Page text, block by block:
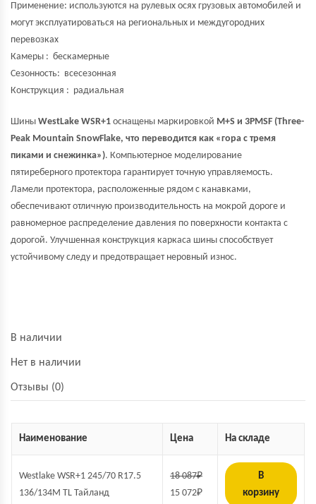
Применение: используются на рулевых осях грузовых автомобилей и
могут эксплуатироваться на региональных и междугородних
перевозках
Камеры : бескамерные
Сезонность: всесезонная
Конструкция : радиальная
Шины WestLake WSR+1 оснащены маркировкой M+S и 3PMSF (Three-
Peak Mountain SnowFlake, что переводится как «гора с тремя
пиками и снежинка»). Компьютерное моделирование
пятиреберного протектора гарантирует точную управляемость.
Ламели протектора, расположенные рядом с канавками,
обеспечивают отличную производительность на мокрой дороге и
равномерное распределение давления по поверхности контакта с
дорогой. Улучшенная конструкция каркаса шины способствует
устойчивому следу и предотвращает неровный износ.
В наличии
Нет в наличии
Отзывы (0)
Наименование Цена На складе
Westlake WSR+1 245/70 R17.5
136/134M TL Тайланд
18 087₽
15 072₽
В
корзину